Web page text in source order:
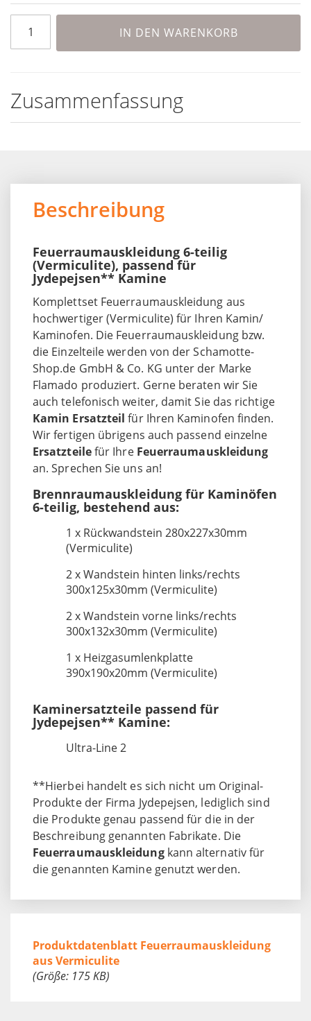
IN DEN WARENKORB
Zusammenfassung
Beschreibung
Feuerraumauskleidung 6-teilig
(Vermiculite), passend für
Jydepejsen** Kamine
Komplettset Feuerraumauskleidung aus
hochwertiger (Vermiculite) für Ihren Kamin/
Kaminofen. Die Feuerraumauskleidung bzw.
die Einzelteile werden von der Schamotte-
Shop.de GmbH & Co. KG unter der Marke
Flamado produziert. Gerne beraten wir Sie
auch telefonisch weiter, damit Sie das richtige
Kamin Ersatzteil für Ihren Kaminofen finden.
Wir fertigen übrigens auch passend einzelne
Ersatzteilefür Ihre Feuerraumauskleidung
an. Sprechen Sie uns an!
Brennraumauskleidung für Kaminöfen
6-teilig, bestehend aus:
1 x Rückwandstein 280x227x30mm
(Vermiculite)
2 x Wandstein hinten links/rechts
300x125x30mm (Vermiculite)
2 x Wandstein vorne links/rechts
300x132x30mm (Vermiculite)
1 x Heizgasumlenkplatte
390x190x20mm (Vermiculite)
Kaminersatzteile passend für
Jydepejsen** Kamine:
Ultra-Line 2
**Hierbei handelt es sich nicht um Original-
Produkte der Firma Jydepejsen, lediglich sind
die Produkte genau passend für die in der
Beschreibung genannten Fabrikate. Die
Feuerraumauskleidungkann alternativ für
die genannten Kamine genutzt werden.
Produktdatenblatt Feuerraumauskleidung
aus Vermiculite
(Größe: 175 KB)